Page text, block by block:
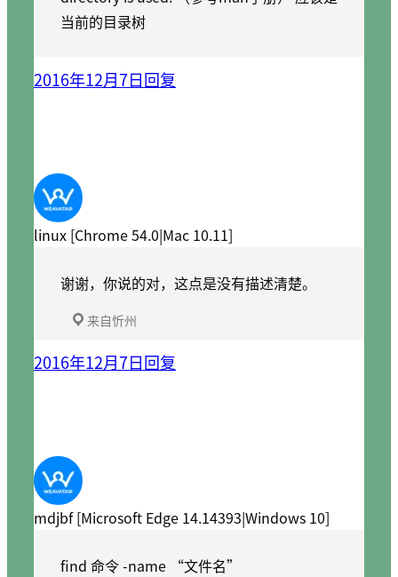
当前的目录树
2016年12月7日回复
linux [Chrome 54.0|Mac 10.11]
谢谢，你说的对，这点是没有描述清楚。
来自忻州
2016年12月7日回复
mdjbf [Microsoft Edge 14.14393|Windows 10]
find 命令 -name “文件名”